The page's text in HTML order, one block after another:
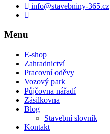
info@stavebniny-365.cz
Menu
E-shop
Zahradnictví
Pracovní oděvy
Vozový park
Půjčovna nářadí
Zásilkovna
Blog
Stavební slovník
Kontakt